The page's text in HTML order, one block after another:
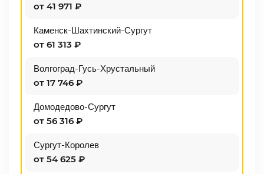
от 41 971 ₽
Каменск-Шахтинский-Сургут
от 61 313 ₽
Волгоград-Гусь-Хрустальный
от 17 746 ₽
Домодедово-Сургут
от 56 316 ₽
Сургут-Королев
от 54 625 ₽